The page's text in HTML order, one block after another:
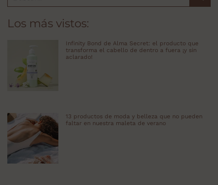
Los más vistos:
Infinity Bond de Alma Secret: el producto que
transforma el cabello de dentro a fuera ¡y sin
aclarado!
13 productos de moda y belleza que no pueden
faltar en nuestra maleta de verano